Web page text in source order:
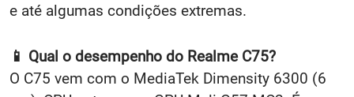
e até algumas condições extremas.
📱 Qual o desempenho do Realme C75?
O C75 vem com o MediaTek Dimensity 6300 (6